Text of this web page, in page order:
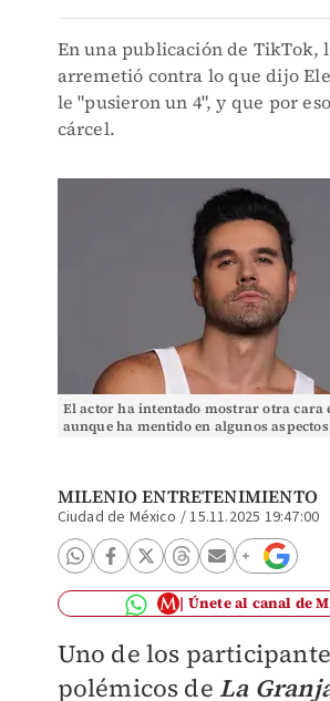
En una publicación de TikTok,
arremetió contra lo que dijo
le "pusieron un 4", y que por
cárcel.
El actor ha intentado mostrar otra cara
aunque ha mentido en algunos
MILENIO ENTRETENIMIENTO
Ciudad de México /15.11.2025 19:47:00
Únete al canal de
Uno de los
polémicos de La